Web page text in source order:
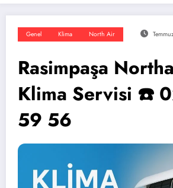
Genel Klima North Air
Rasimpaşa
Klima Servisi ☎️
59 56